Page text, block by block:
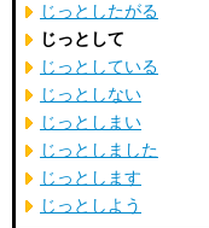
じっとしたがる
じっとして
じっとしている
じっとしない
じっとしまい
じっとしました
じっとします
じっとしよう